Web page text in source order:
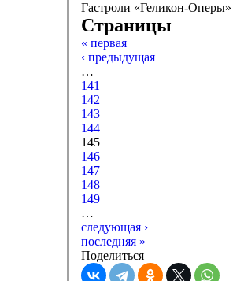
Гастроли «Геликон-
Страницы
« первая
‹ предыдущая
…
141
142
143
144
145
146
147
148
149
…
следующая ›
последняя »
Поделиться